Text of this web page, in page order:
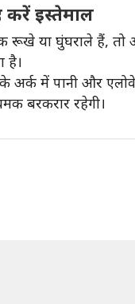
करें इस्तेमाल
या घुंघराले हैं, तो
है।
अर्क में पानी और
बरकरार रहेगी।